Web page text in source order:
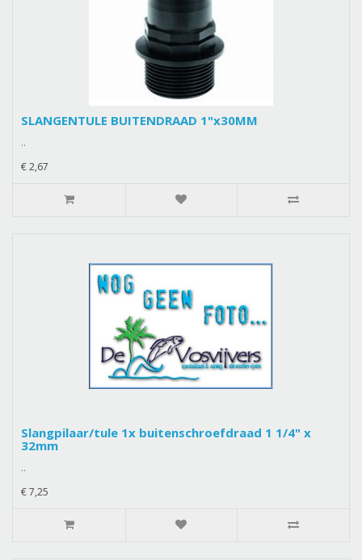
SLANGENTULE BUITENDRAAD 1"x30MM
..
€ 2,67
Slangpilaar/tule 1x buitenschroefdraad 1 1/4" x
32mm
..
€ 7,25